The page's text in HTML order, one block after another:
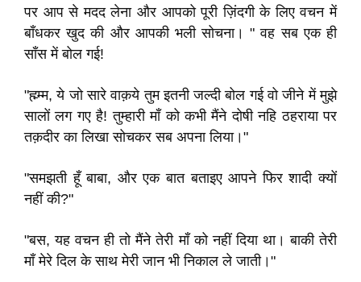
पर आप से मदद लेना और आपको पूरी ज़िंदगी के लिए वचन में
बाँधकर खुद की और आपकी भली सोचना। " वह सब एक ही
साँस में बोल गई!
"ह्म्म्म, ये जो सारे वाक़ये तुम इतनी जल्दी बोल गई वो जीने में मुझे
सालों लग गए है! तुम्हारी माँ को कभी मैंने दोषी नहि ठहराया पर
तक़दीर का लिखा सोचकर सब अपना लिया।"
"समझती हूँ बाबा, और एक बात बताइए आपने फिर शादी क्यों
नहीं की?"
"बस, यह वचन ही तो मैंने तेरी माँ को नहीं दिया था। बाकी तेरी
माँ मेरे दिल के साथ मेरी जान भी निकाल ले जाती।"